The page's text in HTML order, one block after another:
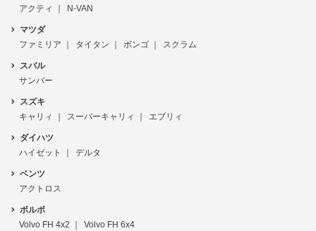
アクティ
N-VAN
マツダ
ファミリア
タイタン ボンゴ スクラム
スバル
サンバー
スズキ
キャリィ
スーパーキャリィ エブリィ
ダイハツ
ハイゼット
デルタ
ベンツ
アクトロス
ボルボ
Volvo FH 4x2
Volvo FH 6x4